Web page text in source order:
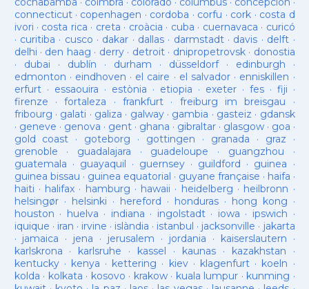
connecticut· copenhagen · cordoba · corfu · cork · costa d
ivori · costa rica · creta · croàcia · cuba · cuernavaca · curicó
· curitiba · cusco · dakar · dallas · darmstadt· davis · delft ·
delhi · den haag · derry· detroit· dnipropetrovsk· donostia
· dubai · dublín · durham · düsseldorf· edinburgh ·
edmonton · eindhoven · el caire · el salvador · enniskillen ·
erfurt· essaouira · estònia · etiopia · exeter· fes· fiji ·
firenze ·fortaleza · frankfurt· freiburg im breisgau ·
fribourg · galati · galiza · galway· gambia · gasteiz · gdansk
· geneve · genova · gent· ghana · gibraltar· glasgow· goa ·
gold coast · goteborg · gottingen · granada · graz ·
grenoble · guadalajara · guadeloupe · guangzhou ·
guatemala · guayaquil · guernsey· guildford · guinea ·
guinea bissau · guinea equatorial · guyane française · haifa ·
haiti · halifax · hamburg · hawaii · heidelberg · heilbronn ·
helsingør· helsinki · hereford · honduras· hong kong ·
houston · huelva · indiana · ingolstadt· iowa · ipswich ·
iquique · iran · irvine · islàndia · istanbul · jacksonville · jakarta
· jamaica · jena · jerusalem · jordania · kaiserslautern ·
karlskrona · karlsruhe · kassel · kaunas· kazakhstan ·
kentucky· kenya · kettering · kiev· klagenfurt · koeln ·
kolda · kolkata · kosovo · krakow· kuala lumpur · kunming ·